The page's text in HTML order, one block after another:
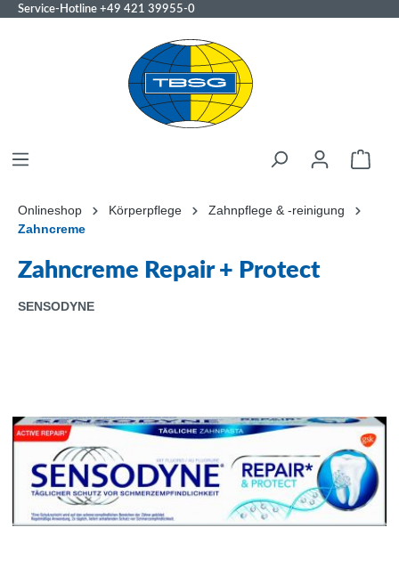
Service-Hotline +49 421 39955-0
Onlineshop Körperpflege
Zahnpflege & -reinigung
Zahncreme
Zahncreme Repair + Protect
SENSODYNE